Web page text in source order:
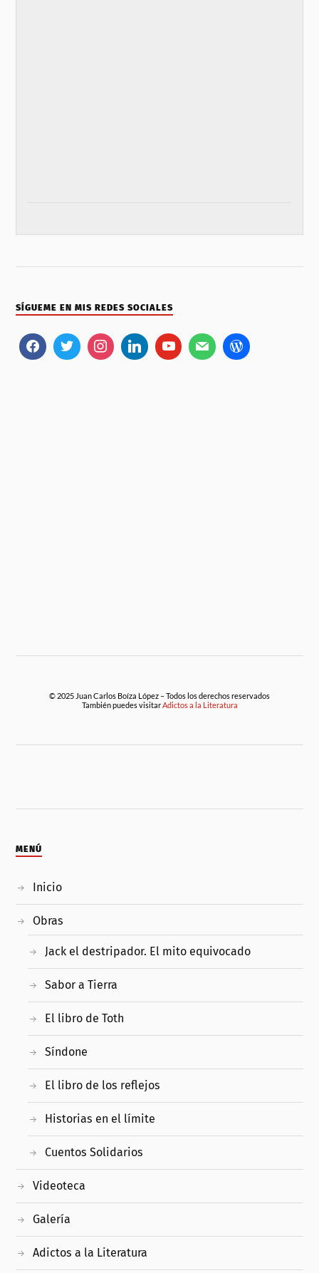
SÍGUEME EN MIS REDES SOCIALES
© 2025 Juan Carlos Boíza López – Todos los derechos reservados
También puedes visitarAdictos a la Literatura
MENÚ
Inicio
Obras
Jack el destripador. El mito equivocado
Sabor a Tierra
El libro de Toth
Síndone
El libro de los reflejos
Historias en el límite
Cuentos Solidarios
Videoteca
Galería
Adictos a la Literatura